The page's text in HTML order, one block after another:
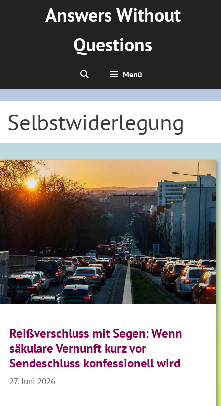
Answers Without
Questions
Menü
Selbstwiderlegung
Reißverschluss mit Segen: Wenn
säkulare Vernunft kurz vor
Sendeschluss konfessionell wird
27. Juni 2026